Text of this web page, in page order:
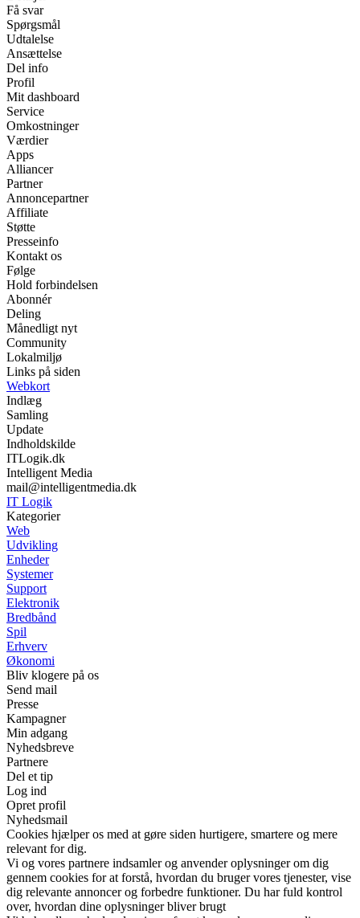
Få svar
Spørgsmål
Udtalelse
Ansættelse
Del info
Profil
Mit dashboard
Service
Omkostninger
Værdier
Apps
Alliancer
Partner
Annoncepartner
Affiliate
Støtte
Presseinfo
Kontakt os
Følge
Hold forbindelsen
Abonnér
Deling
Månedligt nyt
Community
Lokalmiljø
Links på siden
Webkort
Indlæg
Samling
Update
Indholdskilde
ITLogik.dk
Intelligent Media
mail@intelligentmedia.dk
IT Logik
Kategorier
Web
Udvikling
Enheder
Systemer
Support
Elektronik
Bredbånd
Spil
Erhverv
Økonomi
Bliv klogere på os
Send mail
Presse
Kampagner
Min adgang
Nyhedsbreve
Partnere
Del et tip
Log ind
Opret profil
Nyhedsmail
Cookies hjælper os med at gøre siden hurtigere, smartere og mere
relevant for dig.
Vi og vores partnere indsamler og anvender oplysninger om dig
gennem cookies for at forstå, hvordan du bruger vores tjenester, vise
dig relevante annoncer og forbedre funktioner. Du har fuld kontrol
over, hvordan dine oplysninger bliver brugt